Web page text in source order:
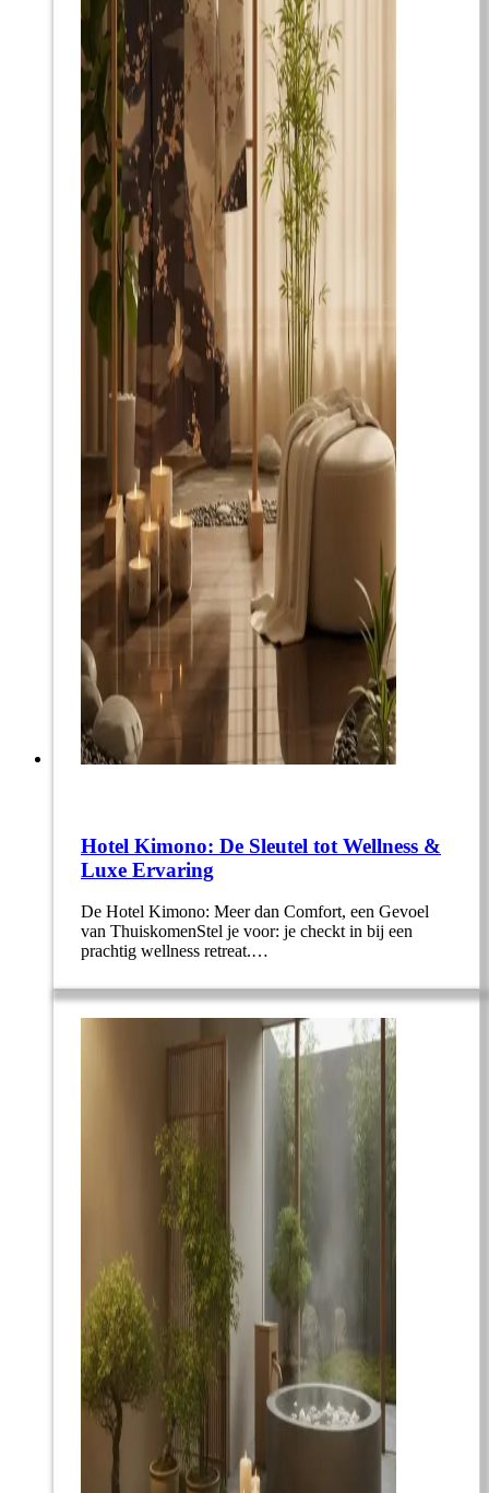
Hotel Kimono: De Sleutel tot Wellness &
Luxe Ervaring
De Hotel Kimono: Meer dan Comfort, een Gevoel
van ThuiskomenStel je voor: je checkt in bij een
prachtig wellness retreat.…